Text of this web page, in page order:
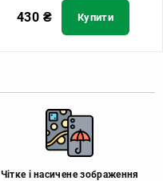
430 ₴ Купити
Чітке і насичене зображення